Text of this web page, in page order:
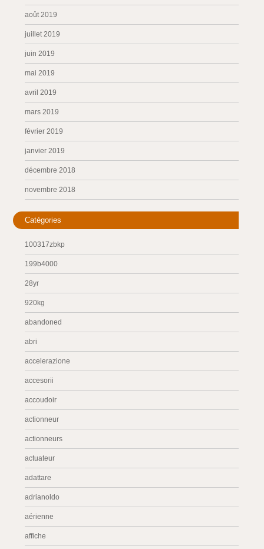
août 2019
juillet 2019
juin 2019
mai 2019
avril 2019
mars 2019
février 2019
janvier 2019
décembre 2018
novembre 2018
Catégories
100317zbkp
199b4000
28yr
920kg
abandoned
abri
accelerazione
accesorii
accoudoir
actionneur
actionneurs
actuateur
adattare
adrianoldo
aérienne
affiche